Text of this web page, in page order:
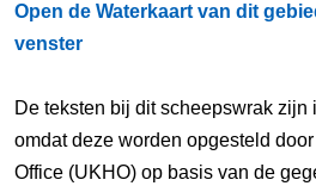
Open de Waterkaart van dit
venster
De teksten bij dit scheepswrak
omdat deze worden opgesteld
Office (UKHO) op basis van de